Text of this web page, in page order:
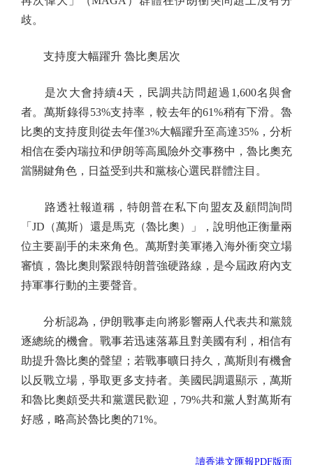
歧。
支持度大幅躍升 魯比奧居次
是次大會持續4天，民調共訪問超過1,600名與會
者。萬斯錄得53%支持率，較去年的61%稍有下滑。魯
比奧的支持度則從去年僅3%大幅躍升至高達35%，分析
相信在委內瑞拉和伊朗等高風險外交事務中，魯比奧充
當關鍵角色，日益受到共和黨核心選民群體注目。
路透社報道稱，特朗普在私下向盟友及顧問詢問
「JD（萬斯）還是馬克（魯比奧）」，說明他正衡量兩
位主要副手的未來角色。萬斯對美軍捲入海外衝突立場
審慎，魯比奧則緊跟特朗普強硬路線，是今屆政府內支
持軍事行動的主要聲音。
分析認為，伊朗戰事走向將影響兩人代表共和黨競
逐總統的機會。戰事若迅速落幕且對美國有利，相信有
助提升魯比奧的聲望；若戰事曠日持久，萬斯則有機會
以反戰立場，爭取更多支持者。美國民調還顯示，萬斯
和魯比奧頗受共和黨選民歡迎，79%共和黨人對萬斯有
好感，略高於魯比奧的71%。
讀香港文匯報PDF版面